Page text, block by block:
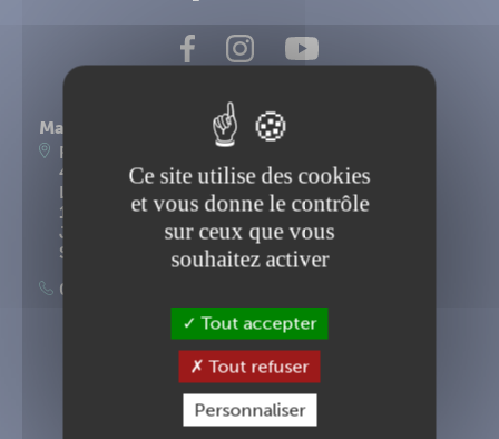
Nous contacter
Mairie d'Ancenis-Saint-Géréon
Place du Maréchal Foch
44156 Ancenis-Saint-Géréon
Lundi, mardi, mercredi, vendredi : 9h-12h30 et
14h-17h15
Jeudi : 9h-12h30
Samedi : 9h-12h
02 40 83 87 00
Inscription à la newsletter
Ce site utilise des cookies
et vous donne le contrôle
sur ceux que vous
souhaitez activer
Tout accepter
Tout refuser
Personnaliser